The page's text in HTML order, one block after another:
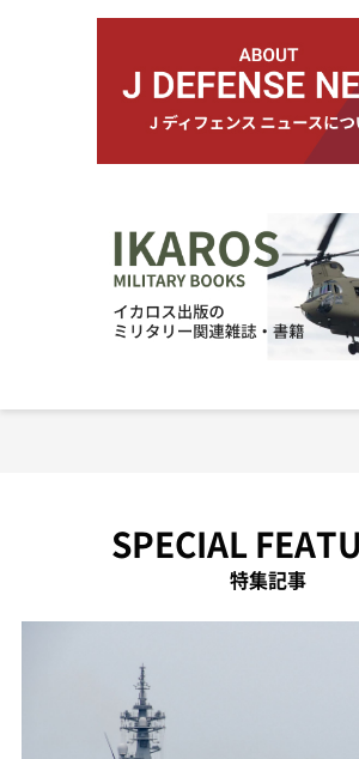
SPECIAL
特集記事